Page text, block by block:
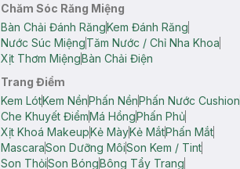
Chăm Sóc Răng Miệng
Bàn Chải Đánh RăngKem Đánh Răng
Nước Súc MiệngTăm Nước / Chỉ Nha Khoa
Xịt Thơm MiệngBàn Chải Điện
Trang Điểm
Kem LótKem NềnPhấn NềnPhấn Nước Cushion
Che Khuyết ĐiểmMá HồngPhấn Phủ
Xịt Khoá MakeupKẻ MàyKẻ MắtPhấn Mắt
MascaraSon Dưỡng MôiSon Kem / Tint
Son ThỏiSon BóngBông Tẩy Trang